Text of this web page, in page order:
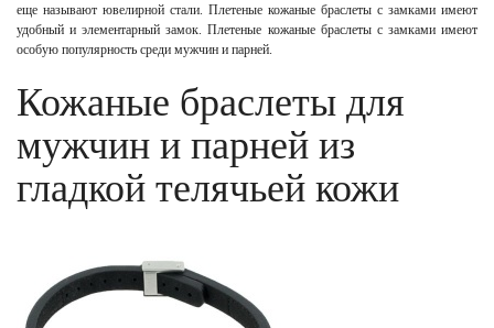
еще называют ювелирной стали. Плетеные кожаные браслеты с замками имеют
удобный и элементарный замок. Плетеные кожаные браслеты с замками имеют
особую популярность среди мужчин и парней.
Кожаные браслеты для
мужчин и парней из
гладкой телячьей кожи